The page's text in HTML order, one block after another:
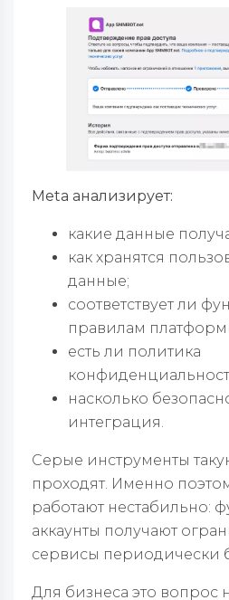
Meta анализирует:
какие данные
как хранятся
данные;
соответствует ли
правилам
есть ли политика
насколько
интеграция.
Серые инструменты
проходят. Именно
работают нестабильно:
аккаунты получают
сервисы периодически
Для бизнеса это вопрос